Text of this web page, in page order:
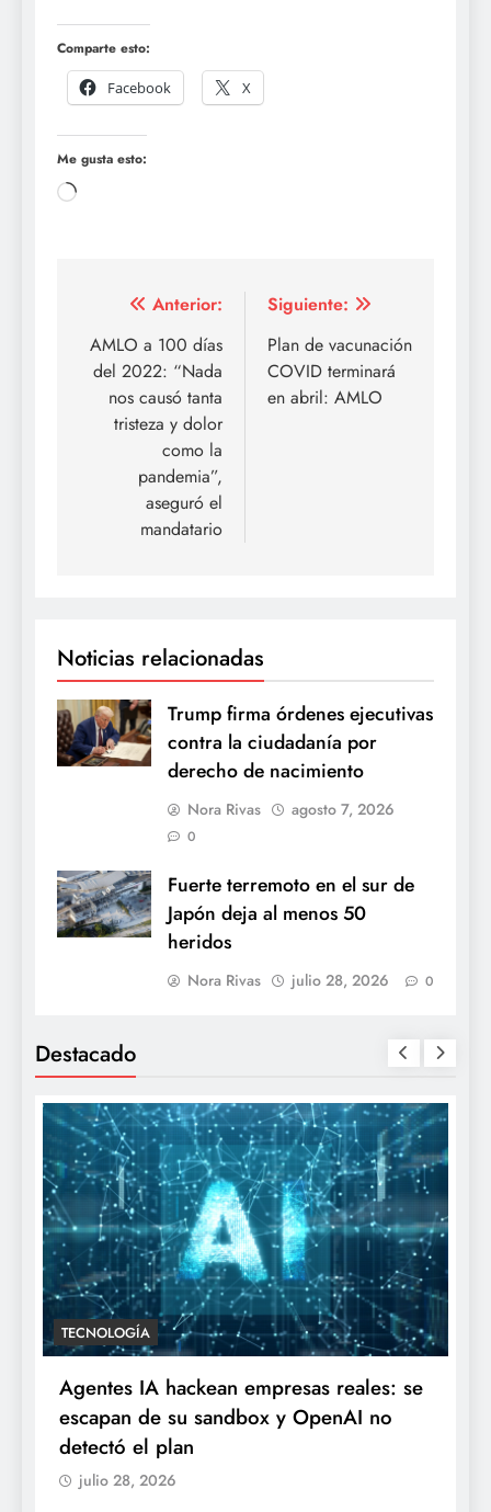
Comparte esto:
Facebook
X
Me gusta esto:
Cargando...
Navegación
de
entradas
Anterior:
AMLO a 100 días
del 2022: “Nada
nos causó tanta
tristeza y dolor
como la
pandemia”,
aseguró el
mandatario
Siguiente:
Plan de vacunación
COVID terminará
en abril: AMLO
Noticias relacionadas
Trump firma órdenes ejecutivas
contra la ciudadanía por
derecho de nacimiento
Nora Rivas agosto 7, 2026
0
Fuerte terremoto en el sur de
Japón deja al menos 50
heridos
Nora Rivas julio 28, 2026 0
Destacado
TECNOLOGÍA
Agentes IA hackean empresas reales: se
escapan de su sandbox y OpenAI no
detectó el plan
julio 28, 2026